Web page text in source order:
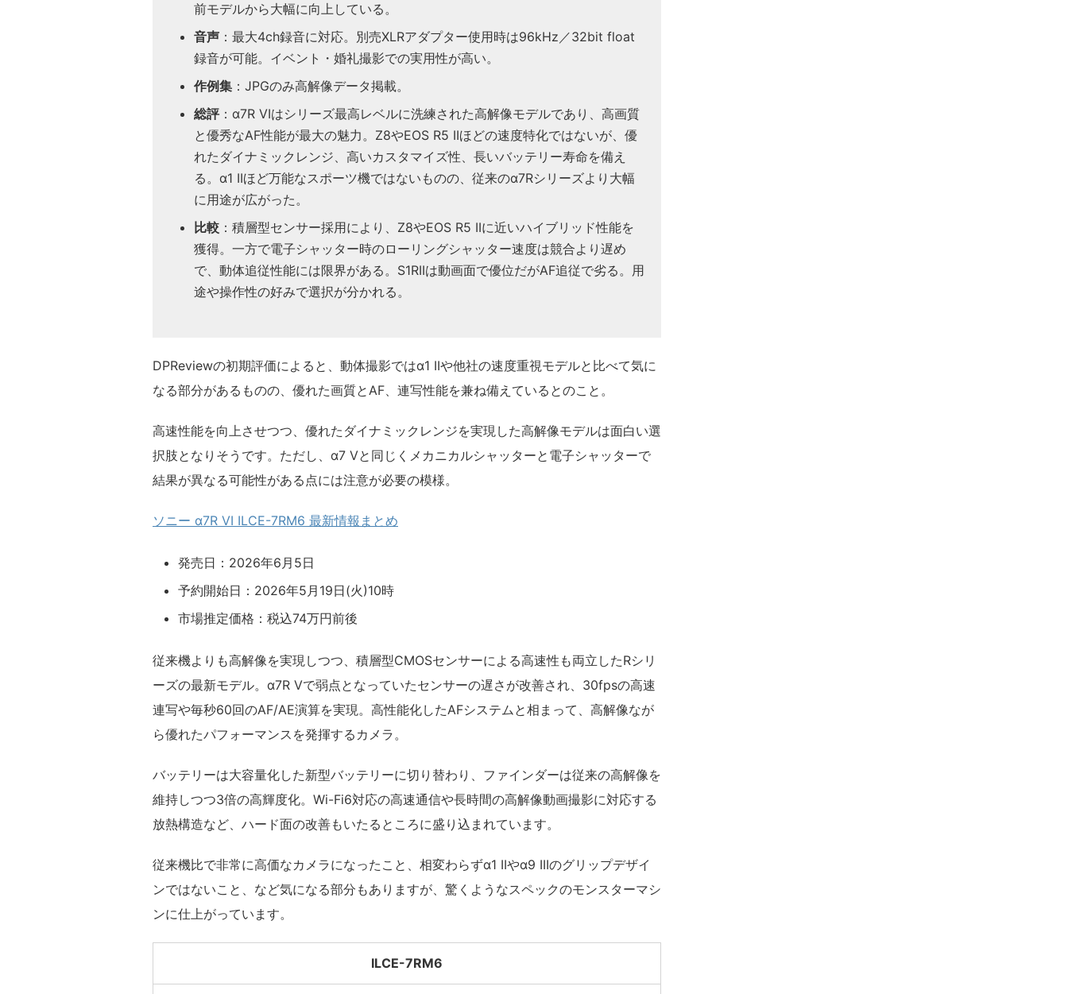
前モデルから大幅に向上している。
音声 ：最大4ch録音に対応。別売XLRアダプター使用時は96kHz／32bit float
録音が可能。イベント・婚礼撮影での実用性が高い。
作例集 ：JPGのみ高解像データ掲載。
総評 ：α7R VIはシリーズ最高レベルに洗練された高解像モデルであり、高画質
と優秀なAF性能が最大の魅力。Z8やEOS R5 IIほどの速度特化ではないが、優
れたダイナミックレンジ、高いカスタマイズ性、長いバッテリー寿命を備え
る。α1 IIほど万能なスポーツ機ではないものの、従来のα7Rシリーズより大幅
に用途が広がった。
比較 ：積層型センサー採用により、Z8やEOS R5 IIに近いハイブリッド性能を
獲得。一方で電子シャッター時のローリングシャッター速度は競合より遅め
で、動体追従性能には限界がある。S1RIIは動画面で優位だがAF追従で劣る。用
途や操作性の好みで選択が分かれる。
DPReviewの初期評価によると、動体撮影ではα1 IIや他社の速度重視モデルと比べて気に
なる部分があるものの、優れた画質とAF、連写性能を兼ね備えているとのこと。
高速性能を向上させつつ、優れたダイナミックレンジを実現した高解像モデルは面白い選
択肢となりそうです。ただし、α7 Vと同じくメカニカルシャッターと電子シャッターで
結果が異なる可能性がある点には注意が必要の模様。
ソニー α7R VI ILCE-7RM6 最新情報まとめ
発売日：2026年6月5日
予約開始日：2026年5月19日(火)10時
市場推定価格：税込74万円前後
従来機よりも高解像を実現しつつ、積層型CMOSセンサーによる高速性も両立したRシリ
ーズの最新モデル。α7R Vで弱点となっていたセンサーの遅さが改善され、30fpsの高速
連写や毎秒60回のAF/AE演算を実現。高性能化したAFシステムと相まって、高解像なが
ら優れたパフォーマンスを発揮するカメラ。
バッテリーは大容量化した新型バッテリーに切り替わり、ファインダーは従来の高解像を
維持しつつ3倍の高輝度化。Wi-Fi6対応の高速通信や長時間の高解像動画撮影に対応する
放熱構造など、ハード面の改善もいたるところに盛り込まれています。
従来機比で非常に高価なカメラになったこと、相変わらずα1 IIやα9 IIIのグリップデザイ
ンではないこと、など気になる部分もありますが、驚くようなスペックのモンスターマシ
ンに仕上がっています。
ILCE-7RM6